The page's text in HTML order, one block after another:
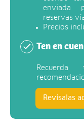
enviada
reservas
Precios
Ten en
Revísalas